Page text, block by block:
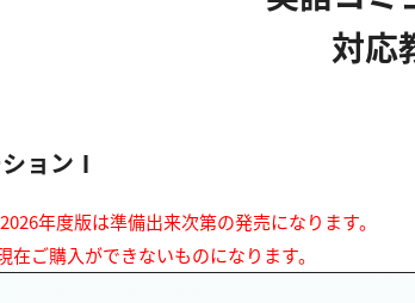
対応
ョンⅠ
年度版は準備出来次第の発売になります。
ご購入ができないものになります。